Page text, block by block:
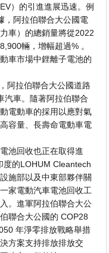
）的引進進展迅速。例
，阿拉伯聯合大公國電
車）的總銷量將從2022
輛，增幅超過% 。
車市場中鋰離子電池的
阿拉伯聯合大公國道路
汽車。隨著阿拉伯聯合
電動車的採用以應對氣
容量、長壽命電動車電
池回收也正在取得進
度的LOHUM Cleantech
施部以及中東部夥伴關
家電動汽車電池回收工
。進軍阿拉伯聯合大公
聯合大公國的 COP28
年淨零排放戰略舉措
方案支持排放排放交